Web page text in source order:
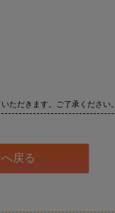
ただきます。ご了承ください。
戻る